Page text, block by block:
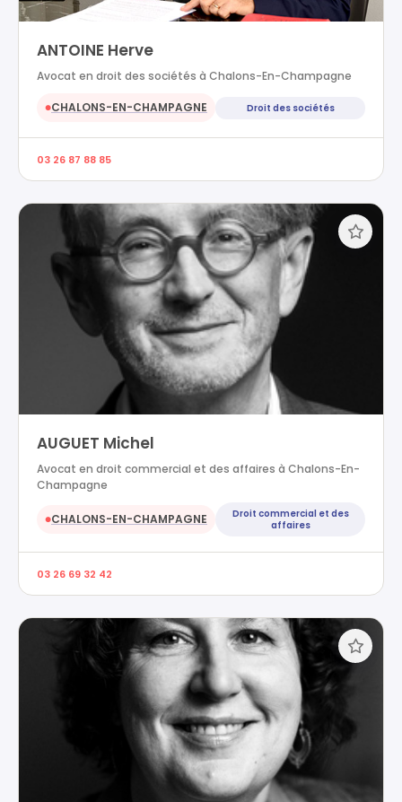
ANTOINE Herve
Avocat en droit des sociétés à Chalons-En-Champagne
●CHALONS-EN-CHAMPAGNE Droit des sociétés
03 26 87 88 85
AUGUET Michel
Avocat en droit commercial et des affaires à Chalons-En-
Champagne
●CHALONS-EN-CHAMPAGNE
Droit commercial et des
affaires
03 26 69 32 42